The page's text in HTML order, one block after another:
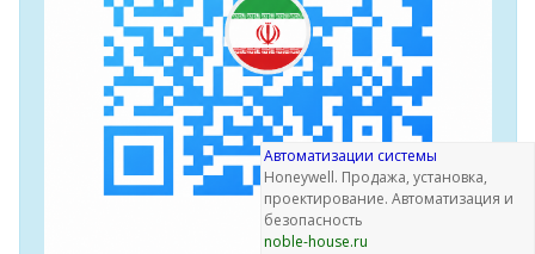
Автоматизации системы
Honeywell. Продажа, установка,
проектирование. Автоматизация и
безопасность
noble-house.ru